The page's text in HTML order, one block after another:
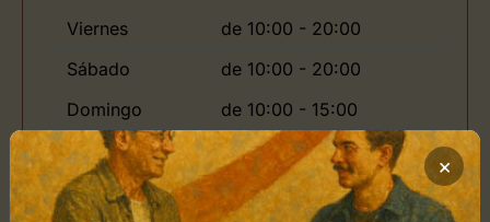
Viernes
de 10:00 - 20:00
Sábado
de 10:00 - 20:00
Domingo
de 10:00 - 15:00
Ubicación de Somonte painting
×